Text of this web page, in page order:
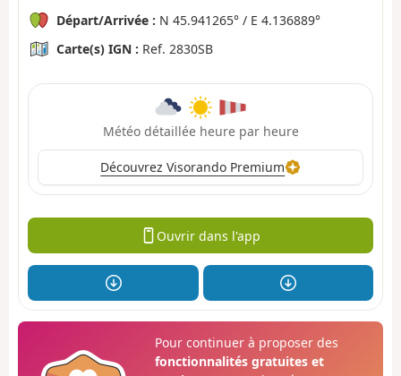
Départ/Arrivée : N 45.941265° / E 4.136889°
Carte(s) IGN : Ref. 2830SB
Météo détaillée heure par heure
Découvrez Visorando Premium
Ouvrir dans l'app
Pour continuer à proposer des
fonctionnalités gratuites et